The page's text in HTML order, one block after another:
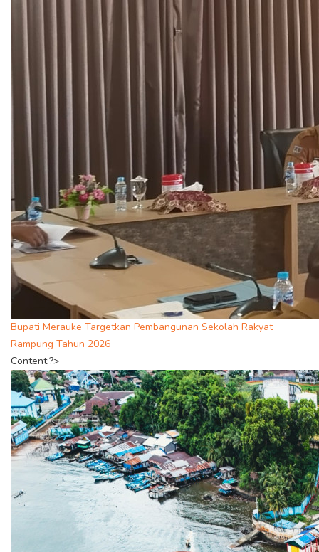
Bupati Merauke Targetkan Pembangunan Sekolah Rakyat
Rampung Tahun 2026
Content;?>